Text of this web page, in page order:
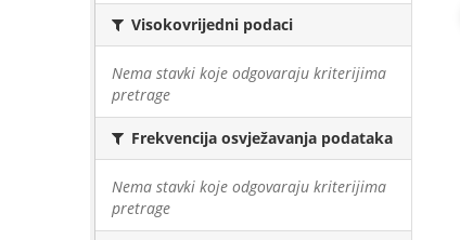
Visokovrijedni podaci
Nema stavki koje odgovaraju kriterijima
pretrage
Frekvencija osvježavanja podataka
Nema stavki koje odgovaraju kriterijima
pretrage